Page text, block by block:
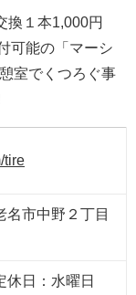
換１本1,000円
可能の「マーシ
室でくつろぐ事
tire
名市中野２丁目
日：水曜日